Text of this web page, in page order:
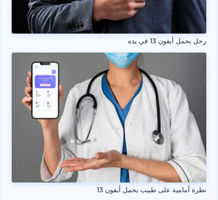
رجل يحمل أيفون 13 في يده
نظرة أمامية على طبيب يحمل أيفون 13